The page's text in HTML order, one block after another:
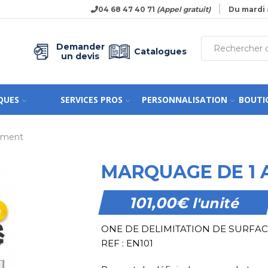
04 68 47 40 71 (Appel gratuit) Du mardi
Demander
un devis
Catalogues
SERVICES PROS PERSONNALISATION
MARQUAGE DE 1
101,00€l'unité
ONE DE DELIMITATION DE
REF : EN101